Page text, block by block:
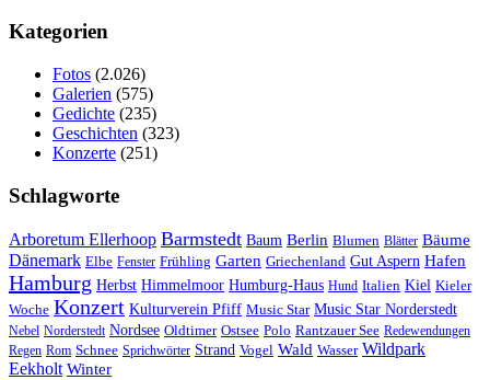
Kategorien
Fotos (2.026)
Galerien (575)
Gedichte (235)
Geschichten (323)
Konzerte (251)
Schlagworte
Arboretum Ellerhoop Barmstedt Baum Berlin Blumen Blätter Bäume
Dänemark Elbe Fenster Frühling Garten Griechenland Gut Aspern Hafen
Hamburg Herbst Himmelmoor Humburg-Haus Hund Italien Kiel Kieler
Woche Konzert Kulturverein Pfiff Music Star Music Star Norderstedt
Nebel Norderstedt Nordsee Oldtimer Ostsee Polo Rantzauer See Redewendungen
Regen Rom Schnee Sprichwörter Strand Vogel Wald Wasser Wildpark
Eekholt Winter